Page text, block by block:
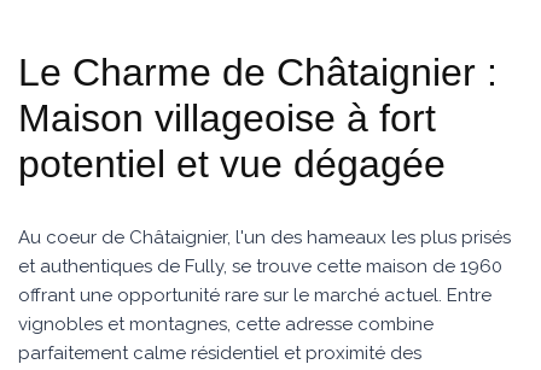
Le Charme de Châtaignier :
Maison villageoise à fort
potentiel et vue dégagée
Au coeur de Châtaignier, l'un des hameaux les plus prisés
et authentiques de Fully, se trouve cette maison de 1960
offrant une opportunité rare sur le marché actuel. Entre
vignobles et montagnes, cette adresse combine
parfaitement calme résidentiel et proximité des